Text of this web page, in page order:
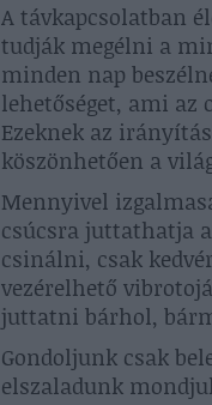
A távkapcsolatban
tudják megélni a
minden nap
lehetőséget, ami az
Ezeknek az
köszönhetően a
Mennyivel
csúcsra juttathatja
csinálni, csak
vezérelhető
juttatni bárhol,
Gondoljunk csak
elszaladunk